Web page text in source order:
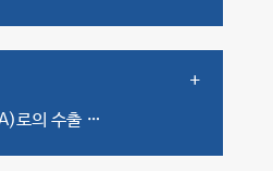
+
로의 수출 …